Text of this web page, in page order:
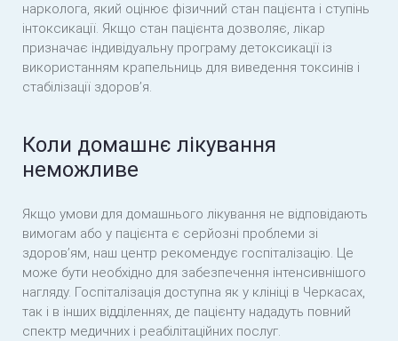
нарколога, який оцінює фізичний стан пацієнта і ступінь
інтоксикації. Якщо стан пацієнта дозволяє, лікар
призначає індивідуальну програму детоксикації із
використанням крапельниць для виведення токсинів і
стабілізації здоров’я.
Коли домашнє лікування
неможливе
Якщо умови для домашнього лікування не відповідають
вимогам або у пацієнта є серйозні проблеми зі
здоров’ям, наш центр рекомендує госпіталізацію. Це
може бути необхідно для забезпечення інтенсивнішого
нагляду. Госпіталізація доступна як у клініці в Черкасах,
так і в інших відділеннях, де пацієнту нададуть повний
спектр медичних і реабілітаційних послуг.